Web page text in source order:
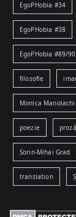
EgoPHobia #34
EgoPHobia #38
EgoPHobia #89/90
filosofie
Monica Manolachi
poezie proză
Sorin-Mihai Grad
translation